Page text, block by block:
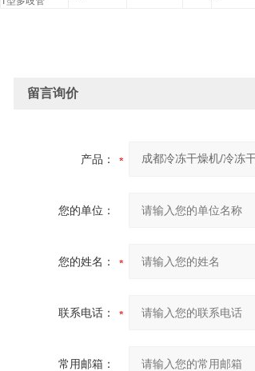
留言询价
产品：
您的单位：
您的姓名：
联系电话：
常用邮箱：